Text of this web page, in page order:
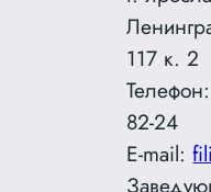
117 к. 2
82-24
E-mail: